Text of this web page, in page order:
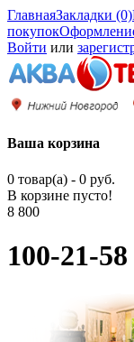
ГлавнаяЗакладки (0)
покупок
Войти или
Ваша корзина
0 товар(а) - 0 руб.
В корзине пусто!
8 800
100-21-58